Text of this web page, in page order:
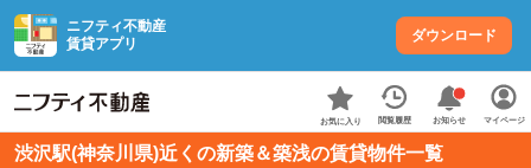
ニフティ不動産
賃貸アプリ
ダウンロード
お気に入り 閲覧履歴 お知らせ マイページ
渋沢駅(神奈川県)近くの新築＆築浅の賃貸物件一覧